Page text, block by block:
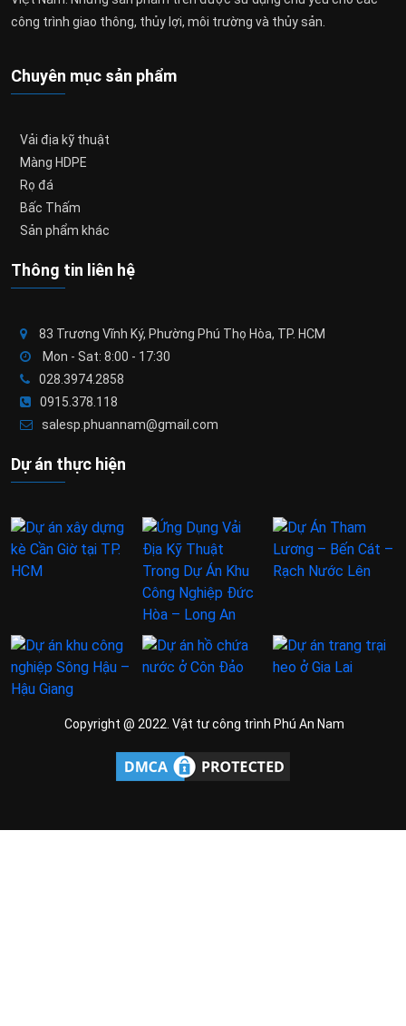
công trình giao thông, thủy lợi, môi trường và thủy sản.
Chuyên mục sản phẩm
Vải địa kỹ thuật
Màng HDPE
Rọ đá
Bấc Thấm
Sản phẩm khác
Thông tin liên hệ
83 Trương Vĩnh Ký, Phường Phú Thọ Hòa, TP. HCM
Mon - Sat: 8:00 - 17:30
028.3974.2858
0915.378.118
salesp.phuannam@gmail.com
Dự án thực hiện
Copyright @ 2022. Vật tư công trình Phú An Nam